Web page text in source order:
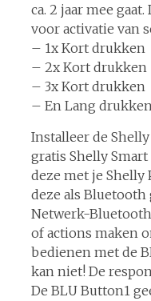
ca. 2 jaar mee
voor activatie van
– 1x Kort drukken
– 2x Kort drukken
– 3x Kort drukken
– En Lang
Installeer de
gratis Shelly
deze met je Shelly
deze als Bluetooth
Netwerk-
of actions maken
bedienen met de
kan niet! De
De BLU Button1